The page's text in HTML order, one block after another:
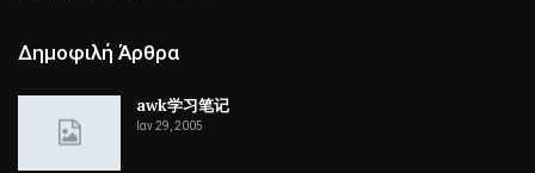
Δημοφιλή Άρθρα
awk学习笔记
Ιαν 29, 2005